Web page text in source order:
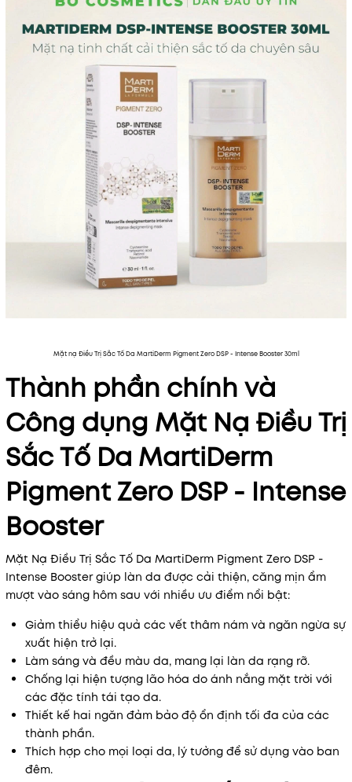
Mặt nạ Điều Trị Sắc Tố Da MartiDerm Pigment Zero DSP - Intense Booster 30ml
Thành phần chính và
Công dụng Mặt Nạ Điều Trị
Sắc Tố Da MartiDerm
Pigment Zero DSP - Intense
Booster
Mặt Nạ Điều Trị Sắc Tố Da MartiDerm Pigment Zero DSP -
Intense Booster giúp làn da được cải thiện, căng mịn ẩm
mượt vào sáng hôm sau với nhiều ưu điểm nổi bật:
Giảm thiểu hiệu quả các vết thâm nám và ngăn ngừa sự
xuất hiện trở lại.
Làm sáng và đều màu da, mang lại làn da rạng rỡ.
Chống lại hiện tượng lão hóa do ánh nắng mặt trời với
các đặc tính tái tạo da.
Thiết kế hai ngăn đảm bảo độ ổn định tối đa của các
thành phần.
Thích hợp cho mọi loại da, lý tưởng để sử dụng vào ban
đêm.